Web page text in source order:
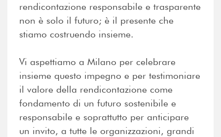
rendicontazione responsabile e trasparente
non è solo il futuro; è il presente che
stiamo costruendo insieme.
Vi aspettiamo a Milano per celebrare
insieme questo impegno e per testimoniare
il valore della rendicontazione come
fondamento di un futuro sostenibile e
responsabile e soprattutto per anticipare
un invito, a tutte le organizzazioni, grandi